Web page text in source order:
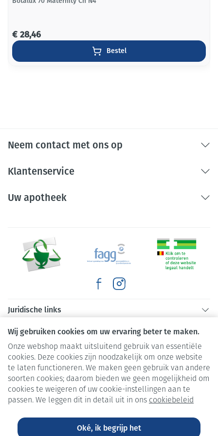
Wij gebruiken cookies om uw ervaring beter te maken.
Onze webshop maakt uitsluitend gebruik van essentiële
cookies. Deze cookies zijn noodzakelijk om onze website
te laten functioneren. We maken geen gebruik van andere
soorten cookies; daarom bieden we geen mogelijkheid om
cookies te weigeren of uw cookie-instellingen aan te
passen. We leggen dit in detail uit in ons cookiebeleid
Oké, ik begrijp het
€ 28,46
Bestel
Neem contact met ons op
Klantenservice
Uw apotheek
Juridische links